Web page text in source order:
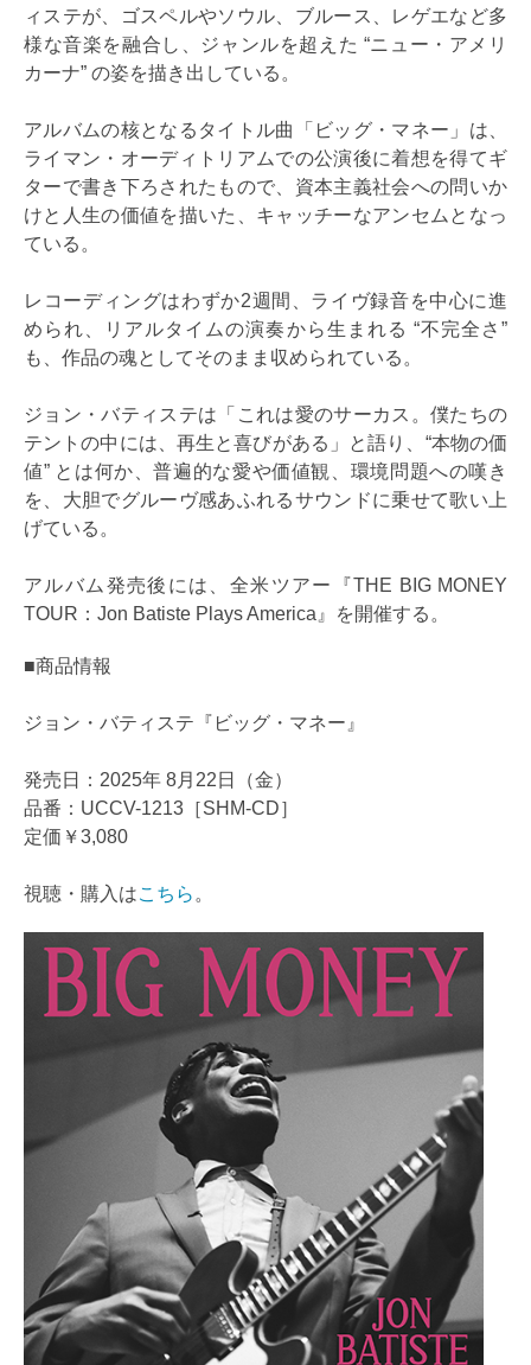
ィステが、ゴスペルやソウル、ブルース、レゲエなど多
様な音楽を融合し、ジャンルを超えた “ニュー・アメリ
カーナ” の姿を描き出している。
アルバムの核となるタイトル曲「ビッグ・マネー」は、
ライマン・オーディトリアムでの公演後に着想を得てギ
ターで書き下ろされたもので、資本主義社会への問いか
けと人生の価値を描いた、キャッチーなアンセムとなっ
ている。
レコーディングはわずか2週間、ライヴ録音を中心に進
められ、リアルタイムの演奏から生まれる “不完全さ”
も、作品の魂としてそのまま収められている。
ジョン・バティステは「これは愛のサーカス。僕たちの
テントの中には、再生と喜びがある」と語り、“本物の価
値” とは何か、普遍的な愛や価値観、環境問題への嘆き
を、大胆でグルーヴ感あふれるサウンドに乗せて歌い上
げている。
アルバム発売後には、全米ツアー『THE BIG MONEY
TOUR：Jon Batiste Plays America』を開催する。
■商品情報
ジョン・バティステ『ビッグ・マネー』
発売日：2025年 8月22日（金）
品番：UCCV-1213［SHM-CD］
定価￥3,080
視聴・購入はこちら 。